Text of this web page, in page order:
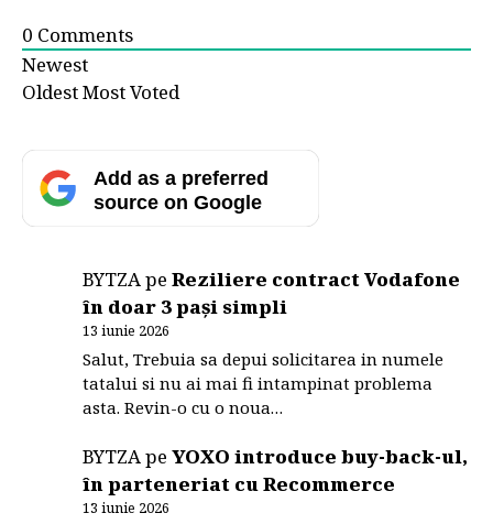
0 Comments
Newest
OldestMost Voted
Add as a preferred
source on Google
BYTZApeReziliere contract Vodafone
în doar 3 pași simpli
13 iunie 2026
Salut, Trebuia sa depui solicitarea in numele
tatalui si nu ai mai fi intampinat problema
asta. Revin-o cu o noua…
BYTZApeYOXO introduce buy-back-ul,
în parteneriat cu Recommerce
13 iunie 2026